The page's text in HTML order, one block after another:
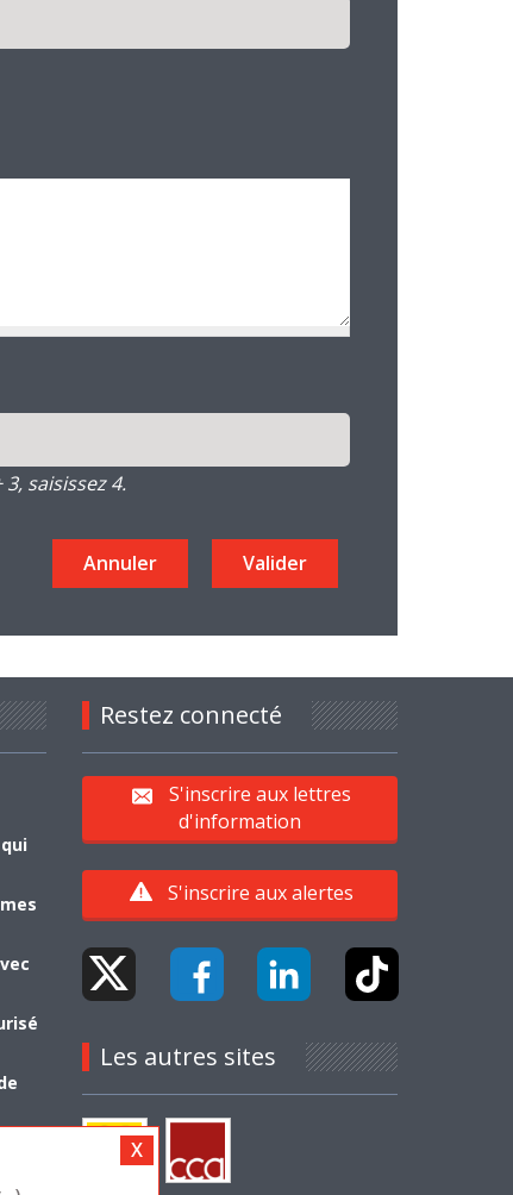
saisissez 4.
Restez connecté
S'inscrire aux lettres
d'information
S'inscrire aux alertes
Les autres sites